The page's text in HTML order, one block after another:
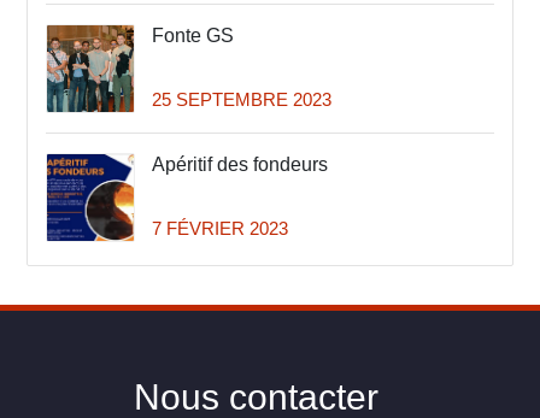
Fonte GS
25 SEPTEMBRE 2023
Apéritif des fondeurs
7 FÉVRIER 2023
Nous contacter